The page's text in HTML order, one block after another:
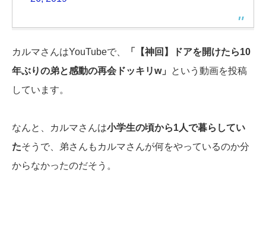
カルマさんはYouTubeで、
「【神回】ドアを開けたら10
年ぶりの弟と感動の再会ドッキリw」
という動画を投稿
しています。
なんと、カルマさんは小学生の頃から1人で暮らしてい
たそうで、弟さんもカルマさんが何をやっているのか分
からなかったのだそう。